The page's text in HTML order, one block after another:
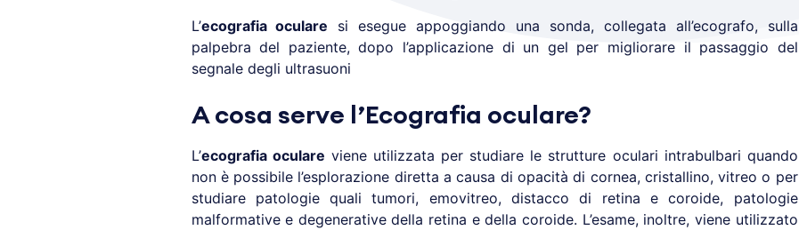
L’ecografia oculare si esegue appoggiando una sonda, collegata all’ecografo, sulla
palpebra del paziente, dopo l’applicazione di un gel per migliorare il passaggio del
segnale degli ultrasuoni
A cosa serve l’Ecografia oculare?
L’ecografia oculare viene utilizzata per studiare le strutture oculari intrabulbari quando
non è possibile l’esplorazione diretta a causa di opacità di cornea, cristallino, vitreo o per
studiare patologie quali tumori, emovitreo, distacco di retina e coroide, patologie
malformative e degenerative della retina e della coroide. L’esame, inoltre, viene utilizzato